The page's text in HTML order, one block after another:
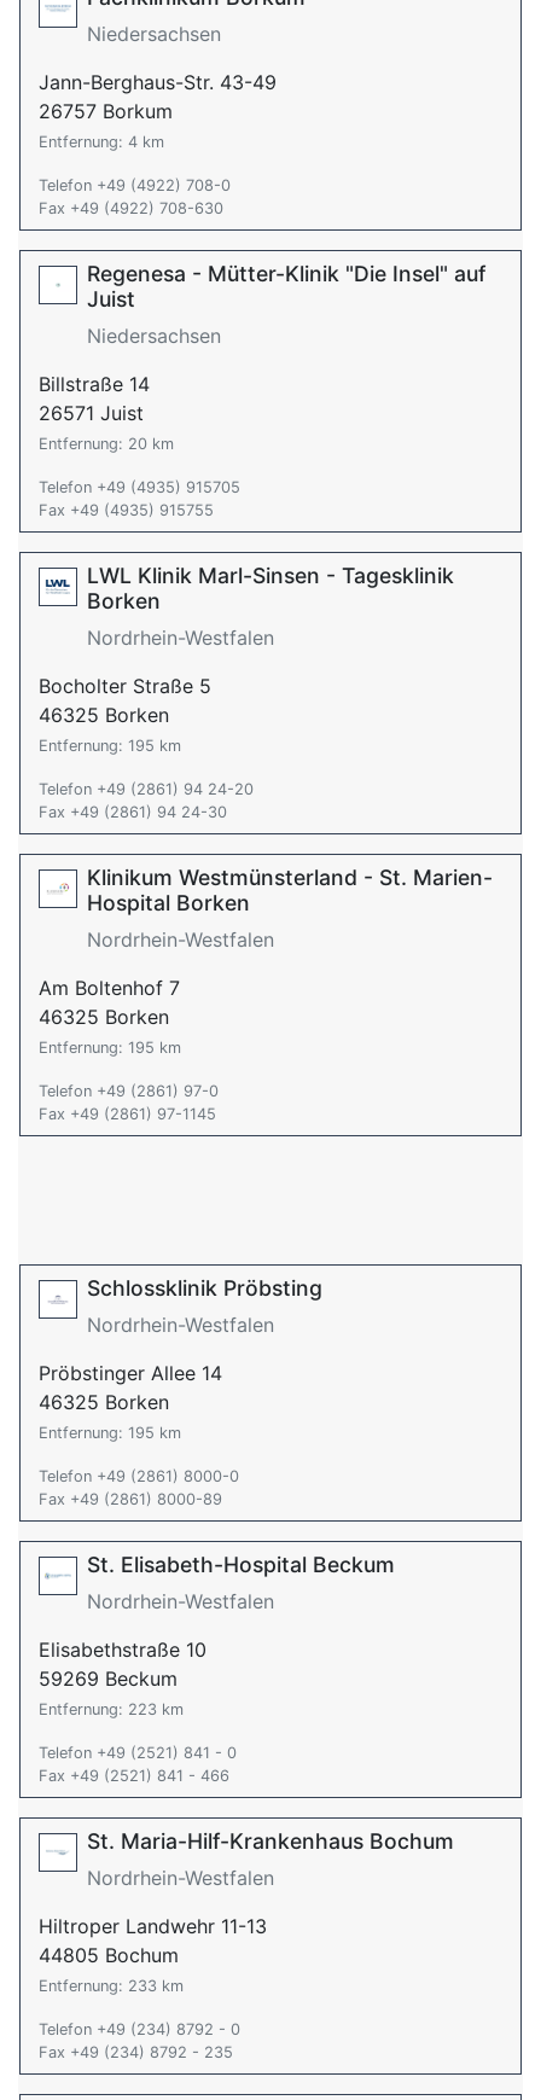
Niedersachsen
Jann-Berghaus-Str. 43-49
26757 Borkum
Entfernung: 4 km
Telefon +49 (4922) 708-0
Fax +49 (4922) 708-630
Regenesa - Mütter-Klinik "Die Insel" auf
Juist
Niedersachsen
Billstraße 14
26571 Juist
Entfernung: 20 km
Telefon +49 (4935) 915705
Fax +49 (4935) 915755
LWL Klinik Marl-Sinsen - Tagesklinik
Borken
Nordrhein-Westfalen
Bocholter Straße 5
46325 Borken
Entfernung: 195 km
Telefon +49 (2861) 94 24-20
Fax +49 (2861) 94 24-30
Klinikum Westmünsterland - St. Marien-
Hospital Borken
Nordrhein-Westfalen
Am Boltenhof 7
46325 Borken
Entfernung: 195 km
Telefon +49 (2861) 97-0
Fax +49 (2861) 97-1145
Schlossklinik Pröbsting
Nordrhein-Westfalen
Pröbstinger Allee 14
46325 Borken
Entfernung: 195 km
Telefon +49 (2861) 8000-0
Fax +49 (2861) 8000-89
St. Elisabeth-Hospital Beckum
Nordrhein-Westfalen
Elisabethstraße 10
59269 Beckum
Entfernung: 223 km
Telefon +49 (2521) 841 - 0
Fax +49 (2521) 841 - 466
St. Maria-Hilf-Krankenhaus Bochum
Nordrhein-Westfalen
Hiltroper Landwehr 11-13
44805 Bochum
Entfernung: 233 km
Telefon +49 (234) 8792 - 0
Fax +49 (234) 8792 - 235